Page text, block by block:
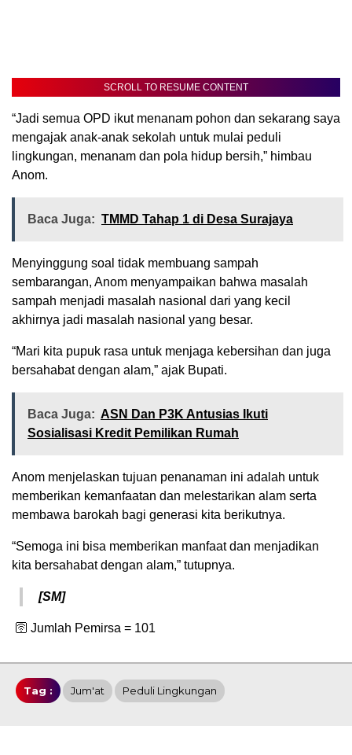
SCROLL TO RESUME CONTENT
“Jadi semua OPD ikut menanam pohon dan sekarang saya
mengajak anak-anak sekolah untuk mulai peduli
lingkungan, menanam dan pola hidup bersih,” himbau
Anom.
Baca Juga: TMMD Tahap 1 di Desa Surajaya
Menyinggung soal tidak membuang sampah
sembarangan, Anom menyampaikan bahwa masalah
sampah menjadi masalah nasional dari yang kecil
akhirnya jadi masalah nasional yang besar.
“Mari kita pupuk rasa untuk menjaga kebersihan dan juga
bersahabat dengan alam,” ajak Bupati.
Baca Juga: ASN Dan P3K Antusias Ikuti
Sosialisasi Kredit Pemilikan Rumah
Anom menjelaskan tujuan penanaman ini adalah untuk
memberikan kemanfaatan dan melestarikan alam serta
membawa barokah bagi generasi kita berikutnya.
“Semoga ini bisa memberikan manfaat dan menjadikan
kita bersahabat dengan alam,” tutupnya.
[SM]
🛜 Jumlah Pemirsa = 101
Tag : Jum'at Peduli Lingkungan